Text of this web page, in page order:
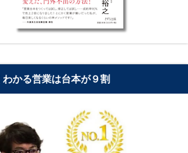
わかる営業は台本が９割